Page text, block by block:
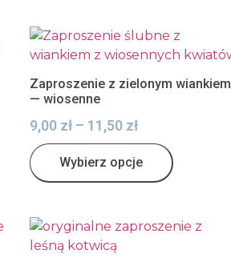
Zaproszenie z zielonym wiankiem
— wiosenne
9,00 zł – 11,50 zł
Wybierz opcje